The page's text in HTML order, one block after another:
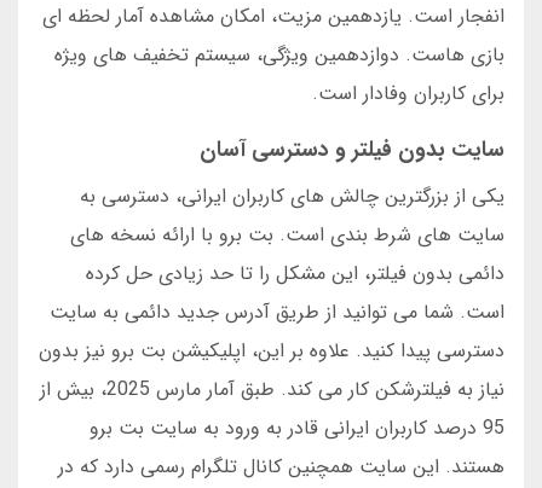
انفجار است. یازدهمین مزیت، امکان مشاهده آمار لحظه ای
بازی هاست. دوازدهمین ویژگی، سیستم تخفیف های ویژه
برای کاربران وفادار است.
سایت بدون فیلتر و دسترسی آسان
یکی از بزرگترین چالش های کاربران ایرانی، دسترسی به
سایت های شرط بندی است. بت برو با ارائه نسخه های
دائمی بدون فیلتر، این مشکل را تا حد زیادی حل کرده
است. شما می توانید از طریق آدرس جدید دائمی به سایت
دسترسی پیدا کنید. علاوه بر این، اپلیکیشن بت برو نیز بدون
نیاز به فیلترشکن کار می کند. طبق آمار مارس 2025، بیش از
95 درصد کاربران ایرانی قادر به ورود به سایت بت برو
هستند. این سایت همچنین کانال تلگرام رسمی دارد که در